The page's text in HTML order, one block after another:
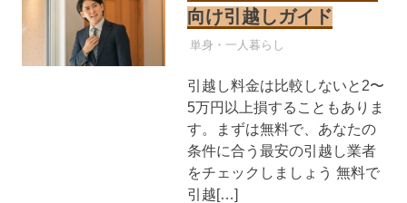
向け引越しガイド
引越し業者
単身・一人暮らし
引越し料金は比較しないと2〜
5万円以上損することもありま
す。まずは無料で、あなたの
条件に合う最安の引越し業者
をチェックしましょう 無料で
引越[…]